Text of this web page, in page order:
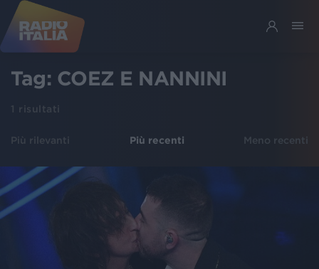
Tag: COEZ E NANNINI
1 risultati
Più rilevanti Più recenti Meno recenti